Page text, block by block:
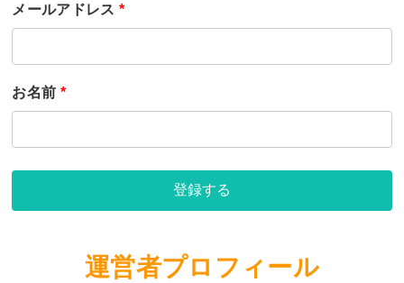
メールアドレス *
お名前 *
登録する
運営者プロフィール